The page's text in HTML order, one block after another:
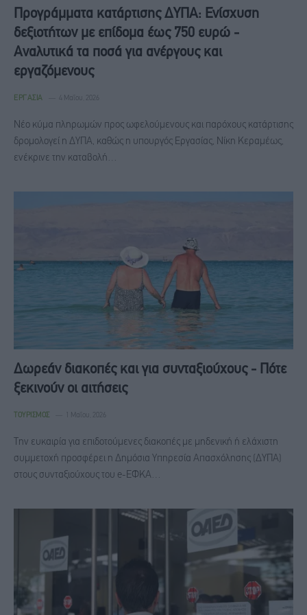
Προγράμματα κατάρτισης ΔΥΠΑ: Ενίσχυση
δεξιοτήτων με επίδομα έως 750 ευρώ -
Αναλυτικά τα ποσά για ανέργους και
εργαζόμενους
ΕΡΓΑΣΊΑ 4 Μαΐου, 2026
Νέο κύμα πληρωμών προς ωφελούμενους και παρόχους κατάρτισης
δρομολογεί η ΔΥΠΑ, καθώς η υπουργός Εργασίας, Νίκη Κεραμέως,
ενέκρινε την καταβολή…
Δωρεάν διακοπές και για συνταξιούχους - Πότε
ξεκινούν οι αιτήσεις
ΤΟΥΡΙΣΜΌΣ 1 Μαΐου, 2026
Την ευκαιρία για επιδοτούμενες διακοπές με μηδενική ή ελάχιστη
συμμετοχή προσφέρει η Δημόσια Υπηρεσία Απασχόλησης (ΔΥΠΑ)
στους συνταξιούχους του e-ΕΦΚΑ…